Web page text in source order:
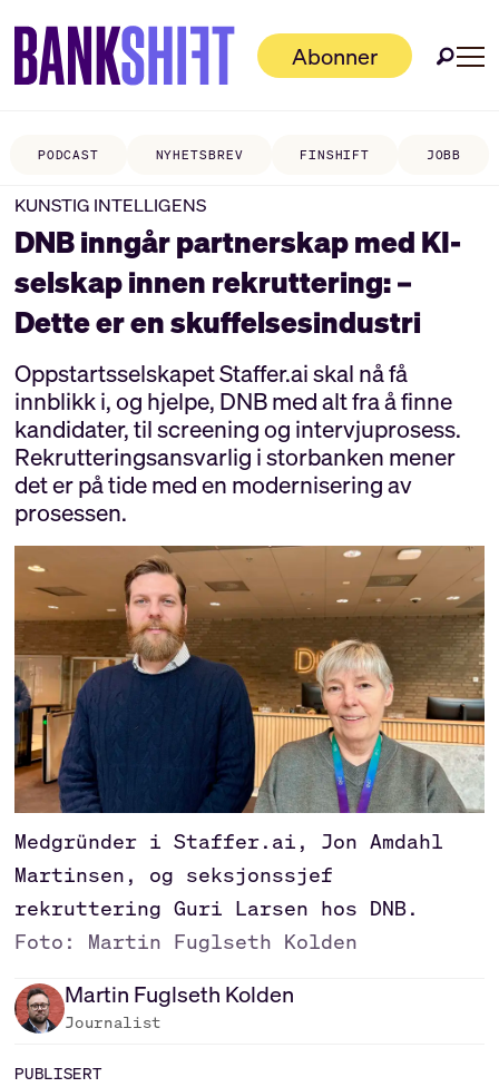
Abonner
PODCAST NYHETSBREV FINSHIFT JOBB
KUNSTIG INTELLIGENS
DNB inngår partnerskap med KI-
selskap innen rekruttering: –
Dette er en skuffelsesindustri
Oppstartsselskapet Staffer.ai skal nå få
innblikk i, og hjelpe, DNB med alt fra å finne
kandidater, til screening og intervjuprosess.
Rekrutteringsansvarlig i storbanken mener
det er på tide med en modernisering av
prosessen.
Medgründer i Staffer.ai, Jon Amdahl
Martinsen, og seksjonssjef
rekruttering Guri Larsen hos DNB.
Foto: Martin Fuglseth Kolden
Martin Fuglseth Kolden
Journalist
PUBLISERT